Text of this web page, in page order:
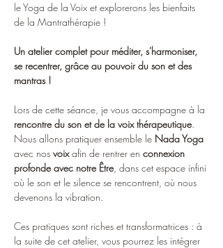
le Yoga de la Voix et explorerons les bienfaits
de la Mantrathérapie !
Un atelier complet pour méditer, s'harmoniser,
se recentrer, grâce au pouvoir du son et des
mantras !
Lors de cette séance, je vous accompagne à la
rencontre du son et de la voix thérapeutique.
Nous allons pratiquer ensemble le Nada Yoga
avec nos voix afin de rentrer en connexion
profonde avec notre Être, dans cet espace infini
où le son et le silence se rencontrent, où nous
devenons la vibration.
Ces pratiques sont riches et transformatrices : à
la suite de cet atelier, vous pourrez les intégrer